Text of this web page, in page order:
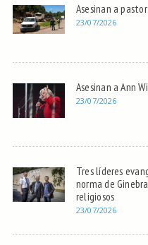
Asesinan a
23/07/2026
Asesinan a Ann
23/07/2026
Tres líderes
norma de
religiosos
23/07/2026